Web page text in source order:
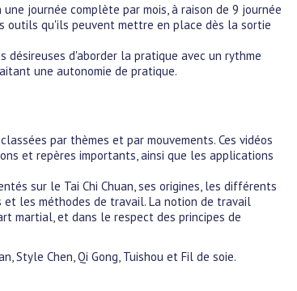
journée complète par mois, à raison de 9 journée
outils qu'ils peuvent mettre en place dès la sortie
d'aborder la pratique avec un rythme
une autonomie de pratique.
par thèmes et par mouvements. Ces vidéos
et repères importants, ainsi que les applications
sur le Tai Chi Chuan, ses origines, les différents
les méthodes de travail. La notion de travail
martial, et dans le respect des principes de
Style Chen, Qi Gong, Tuishou et Fil de soie.